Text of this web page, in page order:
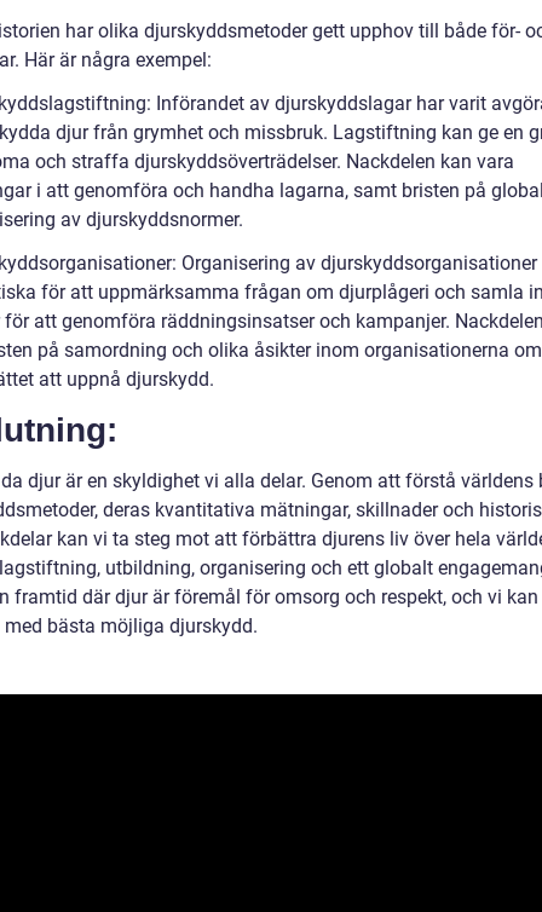
har olika djurskyddsmetoder gett upphov till både för-
Här är några exempel:
Införandet av djurskyddslagar har varit
djur från grymhet och missbruk. Lagstiftning kan ge en
och straffa djurskyddsöverträdelser. Nackdelen kan vara
i att genomföra och handha lagarna, samt bristen på
av djurskyddsnormer.
Organisering av djurskyddsorganisationer
för att uppmärksamma frågan om djurplågeri och samla
för att genomföra räddningsinsatser och kampanjer.
på samordning och olika åsikter inom organisationerna
att uppnå djurskydd.
djur är en skyldighet vi alla delar. Genom att förstå världens
deras kvantitativa mätningar, skillnader och
kan vi ta steg mot att förbättra djurens liv över hela
utbildning, organisering och ett globalt
framtid där djur är föremål för omsorg och respekt, och vi
med bästa möjliga djurskydd.